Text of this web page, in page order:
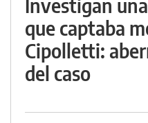
Investigan
que captaba
Cipolletti:
del caso